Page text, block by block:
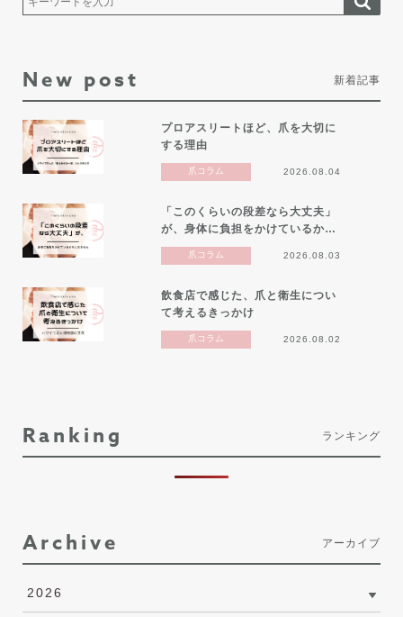
New post 新着記事
プロアスリートほど、爪を大切に
する理由
爪コラム 2026.08.04
「このくらいの段差なら大丈夫」
が、身体に負担をかけているか…
爪コラム 2026.08.03
飲食店で感じた、爪と衛生につい
て考えるきっかけ
爪コラム 2026.08.02
Ranking ランキング
Archive アーカイブ
2026